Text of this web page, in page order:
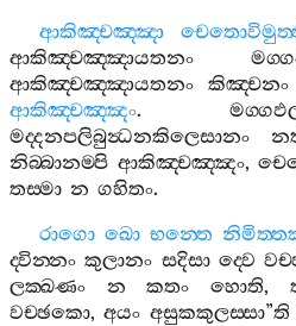
ආකිඤ‍්චඤ‍්ඤා
ආකිඤ‍්චඤ‍්ඤායතනං
ආකිඤ‍්චඤ‍්ඤායතනං
කිඤ‍්චනං
ආකිඤ‍්චඤ‍්ඤං.
මද‍්දනපලිබුන්‍ධනකිලෙසානං
නිබ‍්බානම‍්පි ආකිඤ‍්චඤ‍්ඤං,
තස‍්මා න ගහිතං.
රාගො ඛො භන‍්තෙ
ද‍්වින‍්නං කුලානං සදිසා ද‍්වෙ
ලක‍්ඛණං
න කතං හොති,
වච‍්ඡකො,අයං අසුකකුලස‍්සා”ති